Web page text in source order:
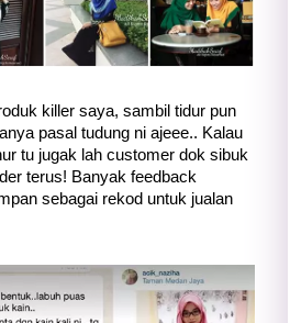
killer saya, sambil tidur pun
pasal tudung ni ajeee.. Kalau
tu jugak lah customer dok sibuk
terus! Banyak feedback
sebagai rekod untuk jualan